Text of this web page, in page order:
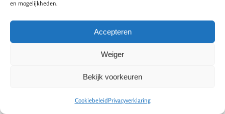
en mogelijkheden.
Accepteren
Weiger
Bekijk voorkeuren
CookiebeleidPrivacyverklaring
duurder, de prijs begint dan vanaf
bestaande treden geplaatst, waardoor het niet nodig is